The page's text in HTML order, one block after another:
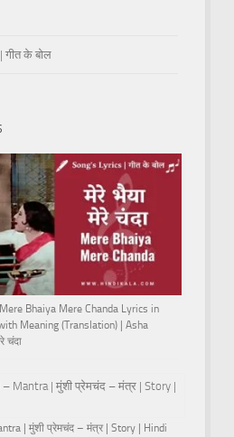
गीत के बोल
Bhaiya Mere Chanda Lyrics in
Meaning (Translation) | Asha
चंदा
| मुंशी प्रेमचंद – मंत्र | Story | Hindi